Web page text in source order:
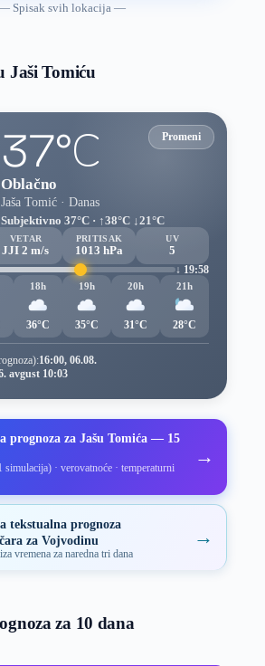
Spisak svih lokacija —
Jaši Tomiću
Promeni
37°C
Oblačno
Jaša Tomić · Danas
Subjektivno 37°C · ↑38°C ↓21°C
VETAR
JJI 2 m/s
PRITISAK
1013 hPa
UV
5
↓ 19:58
18h
36°C
19h
35°C
20h
31°C
21h
28°C
16:00, 06.08.
avgust 10:03
prognoza za Jašu Tomića — 15
simulacija) · verovatnoće · temperaturni
→
tekstualna prognoza
za Vojvodinu
vremena za naredna tri dana
→
za 10 dana